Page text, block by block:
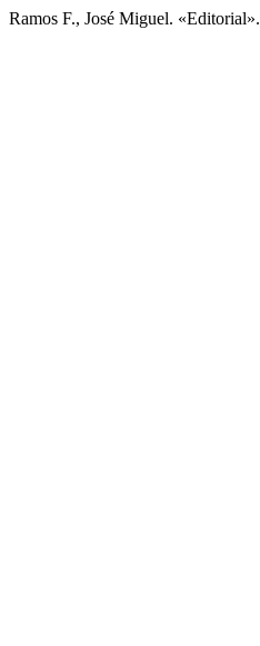
Ramos F., José Miguel. «Editorial».